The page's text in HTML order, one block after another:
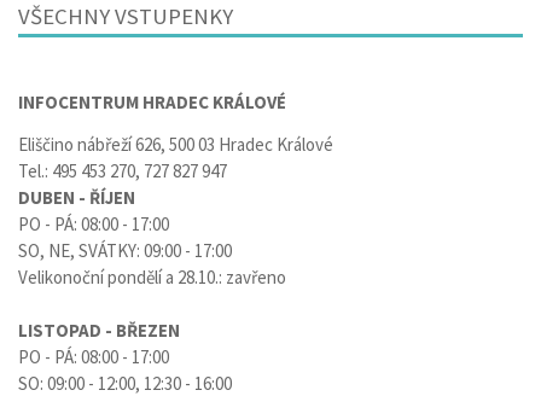
VŠECHNY VSTUPENKY
INFOCENTRUM HRADEC KRÁLOVÉ
Eliščino nábřeží 626, 500 03 Hradec Králové
Tel.: 495 453 270, 727 827 947
DUBEN - ŘÍJEN
PO - PÁ: 08:00 - 17:00
SO, NE, SVÁTKY: 09:00 - 17:00
Velikonoční pondělí a 28.10.: zavřeno
LISTOPAD - BŘEZEN
PO - PÁ: 08:00 - 17:00
SO: 09:00 - 12:00, 12:30 - 16:00